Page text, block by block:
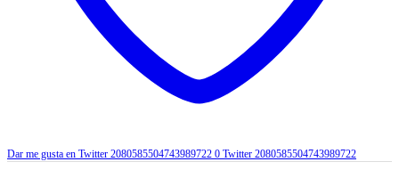
Dar me gusta en Twitter 2080585504743989722 0 Twitter 2080585504743989722